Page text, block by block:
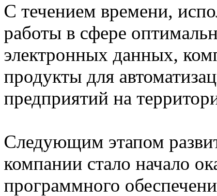
С течением времени,
работы в сфере
электронных данных,
продукты для
предприятий на
Следующим этапом
компании стало начало
программного